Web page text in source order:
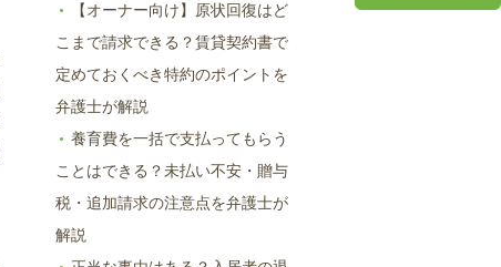
【オーナー向け】原状回復はど
こまで請求できる？賃貸契約書で
定めておくべき特約のポイントを
弁護士が解説
養育費を一括で支払ってもらう
ことはできる？未払い不安・贈与
税・追加請求の注意点を弁護士が
解説